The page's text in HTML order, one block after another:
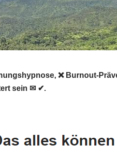
❌ Burnout-
sein ✉ ✔.